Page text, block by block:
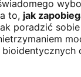
to, jak
poradzić